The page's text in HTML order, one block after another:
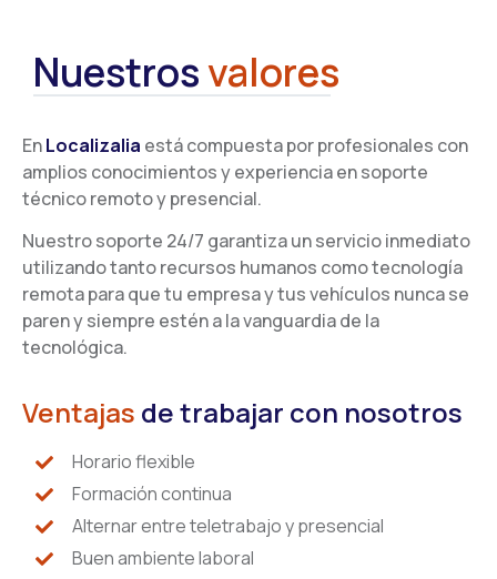
Nuestrosvalores
EnLocalizalia está compuesta por profesionales con
amplios conocimientos y experiencia en soporte
técnico remoto y presencial.
Nuestro soporte 24/7 garantiza un servicio inmediato
utilizando tanto recursos humanos como tecnología
remota para que tu empresa y tus vehículos nunca se
paren y siempre estén a la vanguardia de la
tecnológica.
Ventajas de trabajar con nosotros
Horario flexible
Formación continua
Alternar entre teletrabajo y presencial
Buen ambiente laboral